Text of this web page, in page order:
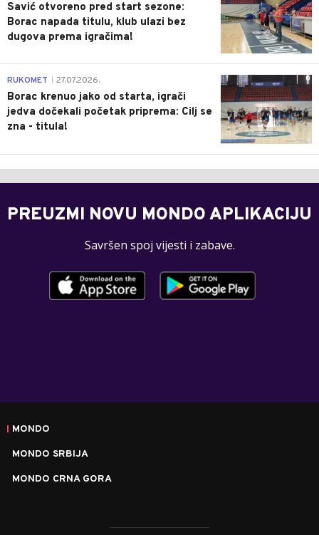
Savić otvoreno pred start sezone:
Borac napada titulu, klub ulazi bez
dugova prema igračima!
0
RUKOMET 27.07.2026.
Borac krenuo jako od starta, igrači
jedva dočekali početak priprema: Cilj se
zna - titula!
PREUZMI NOVU MONDO APLIKACIJU
Savršen spoj vijesti i zabave.
MONDO
MONDO SRBIJA
MONDO CRNA GORA